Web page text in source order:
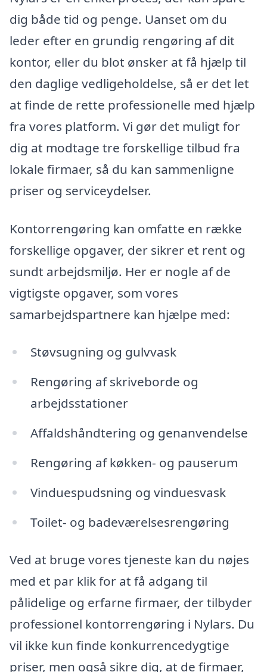
dig både tid og penge. Uanset om du
leder efter en grundig rengøring af dit
kontor, eller du blot ønsker at få hjælp til
den daglige vedligeholdelse, så er det let
at finde de rette professionelle med hjælp
fra vores platform. Vi gør det muligt for
dig at modtage tre forskellige tilbud fra
lokale firmaer, så du kan sammenligne
priser og serviceydelser.
Kontorrengøring kan omfatte en række
forskellige opgaver, der sikrer et rent og
sundt arbejdsmiljø. Her er nogle af de
vigtigste opgaver, som vores
samarbejdspartnere kan hjælpe med:
Støvsugning og gulvvask
Rengøring af skriveborde og
arbejdsstationer
Affaldshåndtering og genanvendelse
Rengøring af køkken- og pauserum
Vinduespudsning og vinduesvask
Toilet- og badeværelsesrengøring
Ved at bruge vores tjeneste kan du nøjes
med et par klik for at få adgang til
pålidelige og erfarne firmaer, der tilbyder
professionel kontorrengøring i Nylars. Du
vil ikke kun finde konkurrencedygtige
priser, men også sikre dig, at de firmaer,